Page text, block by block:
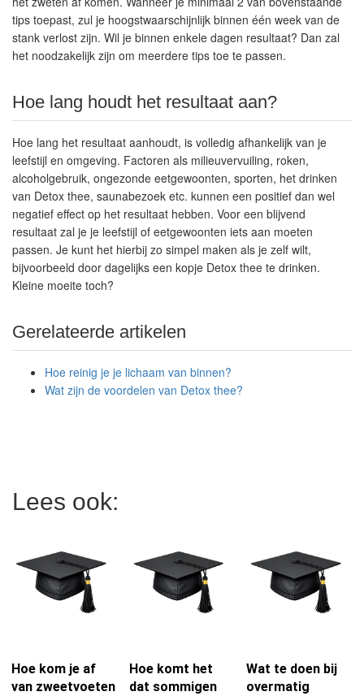
tips toepast, zul je hoogstwaarschijnlijk binnen één week van de
stank verlost zijn. Wil je binnen enkele dagen resultaat? Dan zal
het noodzakelijk zijn om meerdere tips toe te passen.
Hoe lang houdt het resultaat aan?
Hoe lang het resultaat aanhoudt, is volledig afhankelijk van je
leefstijl en omgeving. Factoren als milieuvervuiling, roken,
alcoholgebruik, ongezonde eetgewoonten, sporten, het drinken
van Detox thee, saunabezoek etc. kunnen een positief dan wel
negatief effect op het resultaat hebben. Voor een blijvend
resultaat zal je je leefstijl of eetgewoonten iets aan moeten
passen. Je kunt het hierbij zo simpel maken als je zelf wilt,
bijvoorbeeld door dagelijks een kopje Detox thee te drinken.
Kleine moeite toch?
Gerelateerde artikelen
Hoe reinig je je lichaam van binnen?
Wat zijn de voordelen van Detox thee?
Lees ook:
Hoe kom je af
van zweetvoeten
Hoe komt het
dat sommigen
Wat te doen bij
overmatig